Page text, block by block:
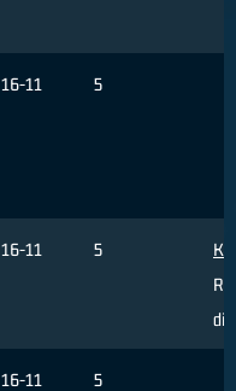
16-11 5
16-11 5
16-11 5